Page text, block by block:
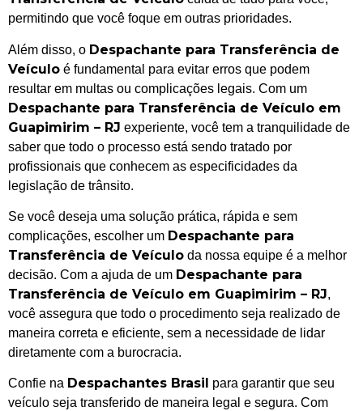
permitindo que você foque em outras prioridades.
Além disso, o Despachante para Transferência de
Veículo é fundamental para evitar erros que podem
resultar em multas ou complicações legais. Com um
Despachante para Transferência de Veículo em
Guapimirim – RJ experiente, você tem a tranquilidade de
saber que todo o processo está sendo tratado por
profissionais que conhecem as especificidades da
legislação de trânsito.
Se você deseja uma solução prática, rápida e sem
complicações, escolher um Despachante para
Transferência de Veículo da nossa equipe é a melhor
decisão. Com a ajuda de um Despachante para
Transferência de Veículo em Guapimirim – RJ,
você assegura que todo o procedimento seja realizado de
maneira correta e eficiente, sem a necessidade de lidar
diretamente com a burocracia.
Confie na Despachantes Brasil
para garantir que seu
veículo seja transferido de maneira legal e segura. Com